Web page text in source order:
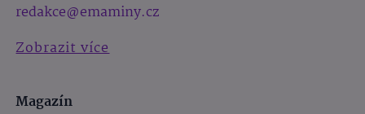
redakce@emaminy.cz
Zobrazit více
Magazín